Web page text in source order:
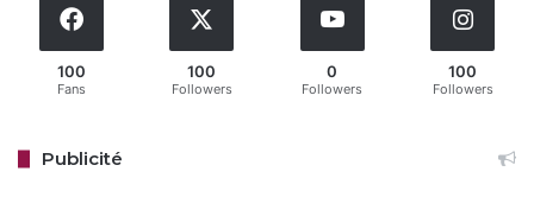
100
Fans
100
Followers
0
Followers
100
Followers
Publicité